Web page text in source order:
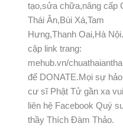
tạo,sửa chữa,nâng cấp
Thái Ân,Bùi Xá,Tam
Hưng,Thanh Oai,Hà
cập link trang:
mehub.vn/
để DONATE.Mọi sự
cư sĩ Phật Tử gần xa
liên hệ Facebook Quý
thầy Thích Đàm Thảo.